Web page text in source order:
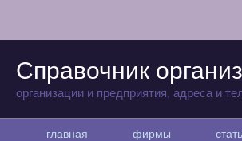
Справочник
организации и предприятия, адреса и
главная фирмы